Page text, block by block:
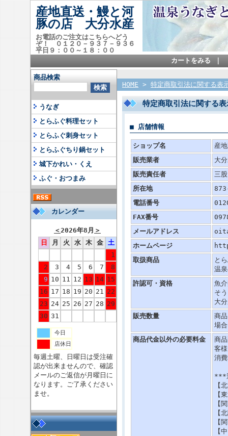
産地直送・鰻と河
豚の店 大分水産
お電話のご注文はこちらへどう
ぞ！ ０１２０－９３７－９３６
平日９：００～１８：００
カートをみる
商品検索
うなぎ
とらふぐ料理セット
とらふぐ刺身セット
とらふぐちり鍋セット
城下かれい・くえ
ふぐ・おつまみ
カレンダー
＜2026年8月 ＞
日
月 火 水 木 金
土
1
2
3 4 5 6 7
8
9 10 11 12 13 14 15
16 17 18 19 20 21 22
23 24 25 26 27 28 29
30 31
今日
店休日
毎週土曜、日曜日は受注確
認が出来ませんので、確認
メールのご返信が月曜日に
なります。ご了承ください
ませ。
HOME > 特定商取引法に関する表
特定商取引法に関する表
■ 店舗情報
ショップ名
産
販売業者
大
販売責任者
三
所在地
電話番号
FAX番号
メールアドレス
ホームページ
取扱商品
と
温
許認可・資格
魚
そ
大
販売数量
商
場
商品代金以外の必要料金
商
客
消
***
【
【
【
【
【
【